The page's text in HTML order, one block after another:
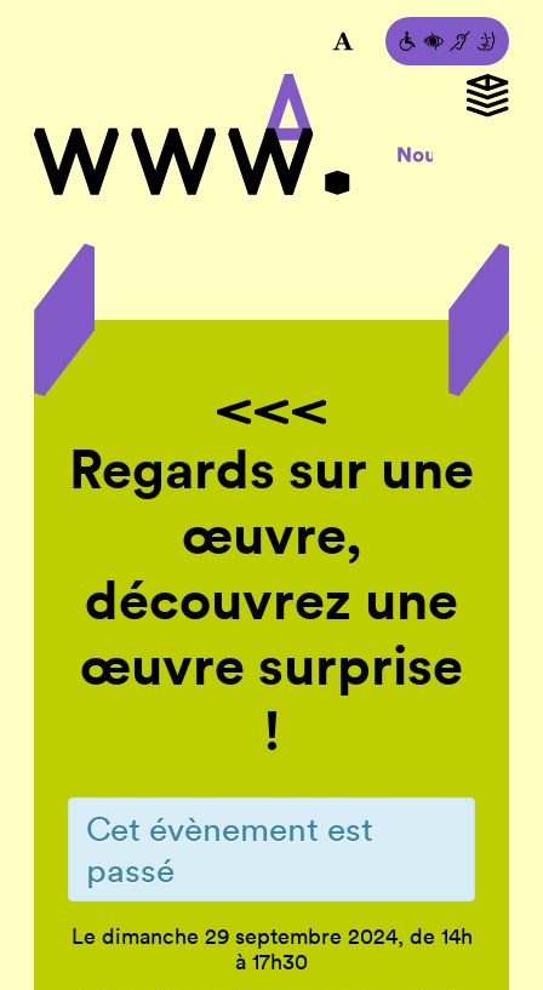
Regards sur une
œuvre,
découvrez une
œuvre surprise
!
Cet évènement est
passé
Le dimanche 29 septembre 2024, de 14h
à 17h30